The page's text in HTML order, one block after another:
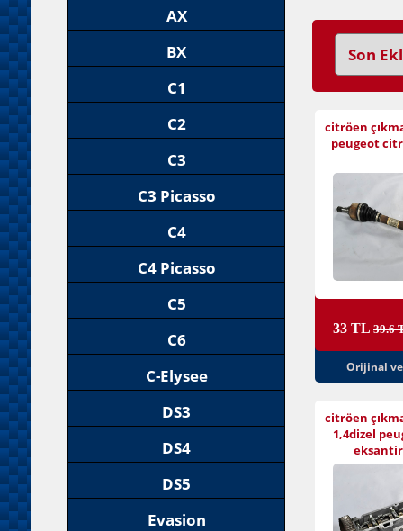
AX
BX
C1
C2
C3
C3 Picasso
C4
C4 Picasso
C5
C6
C-Elysee
DS3
DS4
DS5
Evasion
citröen
peugeot
33 TL 39.6
Orijinal ve
citröen
1,4dizel